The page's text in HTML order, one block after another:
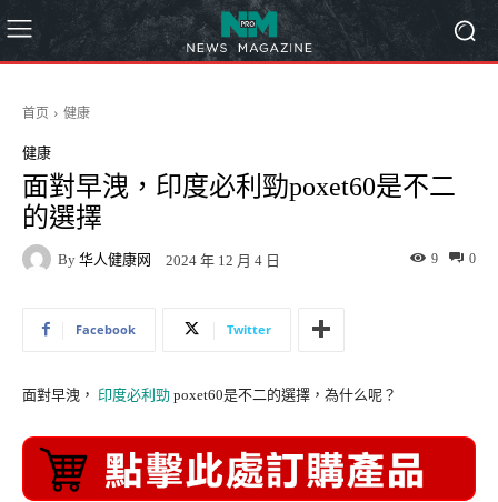
首页 健康
健康
面對早洩，印度必利勁poxet60是不二
的選擇
By 华人健康网 2024 年 12 月 4 日 0
9
Facebook Twitter
面對早洩， 印度必利勁 poxet60是不二的選擇，為什么呢？